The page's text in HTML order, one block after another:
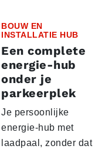
BOUW EN
INSTALLATIE HUB
Een complete
energie-hub
onder je
parkeerplek
Je persoonlijke
energie-hub met
laadpaal, zonder dat